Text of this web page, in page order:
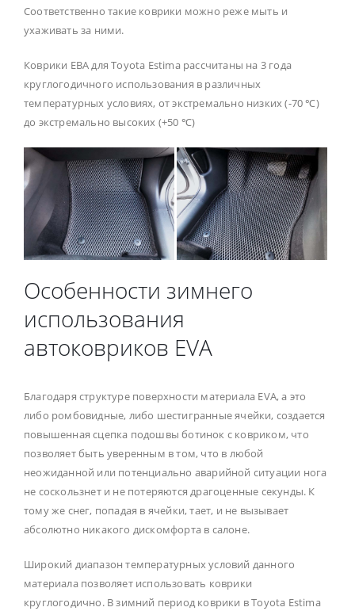
Соответственно такие коврики можно реже мыть и
ухаживать за ними.
Коврики ЕВА для Toyota Estima рассчитаны на 3 года
круглогодичного использования в различных
температурных условиях, от экстремально низких (-70 ℃)
до экстремально высоких (+50 ℃)
Особенности зимнего
использования
автоковриков EVA
Благодаря структуре поверхности материала EVA, а это
либо ромбовидные, либо шестигранные ячейки, создается
повышенная сцепка подошвы ботинок с ковриком, что
позволяет быть уверенным в том, что в любой
неожиданной или потенциально аварийной ситуации нога
не соскользнет и не потеряются драгоценные секунды. К
тому же снег, попадая в ячейки, тает, и не вызывает
абсолютно никакого дискомфорта в салоне.
Широкий диапазон температурных условий данного
материала позволяет использовать коврики
круглогодично. В зимний период коврики в Toyota Estima